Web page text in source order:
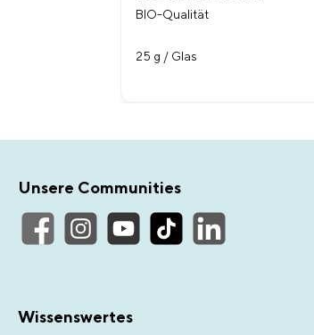
BIO-Qualität
25 g / Glas
Unsere Communities
Wissenswertes